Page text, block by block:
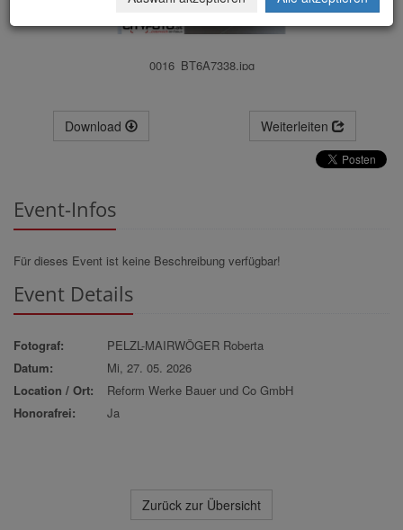
0016_BT6A7338.jpg
Download Weiterleiten
Event-Infos
Für dieses Event ist keine Beschreibung verfügbar!
Event Details
Fotograf:
PELZL-MAIRWÖGER Roberta
Datum:
Mi, 27. 05. 2026
Location / Ort:
Reform Werke Bauer und Co GmbH
Honorafrei:
Ja
Zurück zur Übersicht